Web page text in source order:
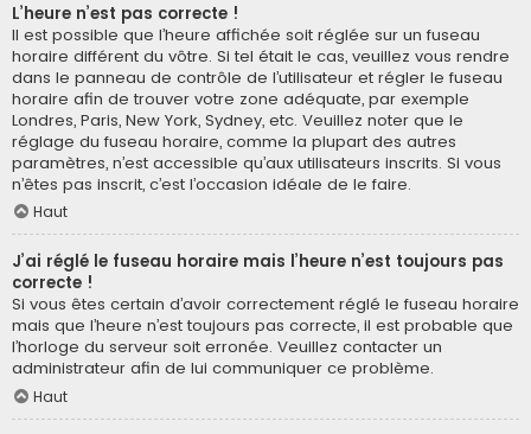
L’heure n’est pas correcte !
Il est possible que l’heure affichée soit réglée sur un fuseau
horaire différent du vôtre. Si tel était le cas, veuillez vous rendre
dans le panneau de contrôle de l’utilisateur et régler le fuseau
horaire afin de trouver votre zone adéquate, par exemple
Londres, Paris, New York, Sydney, etc. Veuillez noter que le
réglage du fuseau horaire, comme la plupart des autres
paramètres, n’est accessible qu’aux utilisateurs inscrits. Si vous
n’êtes pas inscrit, c’est l’occasion idéale de le faire.
Haut
J’ai réglé le fuseau horaire mais l’heure n’est toujours pas
correcte !
Si vous êtes certain d’avoir correctement réglé le fuseau horaire
mais que l’heure n’est toujours pas correcte, il est probable que
l’horloge du serveur soit erronée. Veuillez contacter un
administrateur afin de lui communiquer ce problème.
Haut